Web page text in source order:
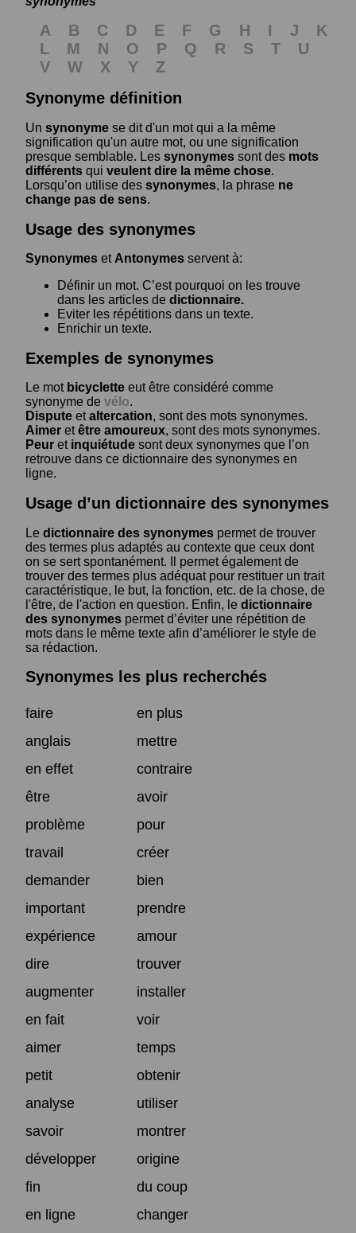
A B C D E F G H I J
K
L
M N O P Q R S T
U
V
W X Y
Z
Synonyme définition
Un synonyme se dit d'un mot qui a la même
signification qu'un autre mot, ou une signification
presque semblable. Les synonymes sont des mots
différents qui veulent dire la même chose.
Lorsqu’on utilise des synonymes, la phrase ne
change pas de sens.
Usage des synonymes
Synonymes et Antonymes servent à:
Définir un mot. C’est pourquoi on les trouve
dans les articles de dictionnaire.
Eviter les répétitions dans un texte.
Enrichir un texte.
Exemples de synonymes
Le mot bicyclette eut être considéré comme
synonyme de vélo.
Dispute etaltercation, sont des mots synonymes.
Aimer etêtre amoureux, sont des mots synonymes.
Peur et inquiétude sont deux synonymes que l’on
retrouve dans ce dictionnaire des synonymes en
ligne.
Usage d’un dictionnaire des synonymes
Le dictionnaire des synonymes permet de trouver
des termes plus adaptés au contexte que ceux dont
on se sert spontanément. Il permet également de
trouver des termes plus adéquat pour restituer un trait
caractéristique, le but, la fonction, etc. de la chose, de
l'être, de l'action en question. Enfin, le dictionnaire
des synonymes permet d’éviter une répétition de
mots dans le même texte afin d’améliorer le style de
sa rédaction.
Synonymes les plus recherchés
faire
en plus
anglais
mettre
en effet
contraire
être
avoir
problème
pour
travail
créer
demander
bien
important
prendre
expérience
amour
dire
trouver
augmenter
installer
en fait
voir
aimer
temps
petit
obtenir
analyse
utiliser
savoir
montrer
développer
origine
fin
du coup
en ligne
changer